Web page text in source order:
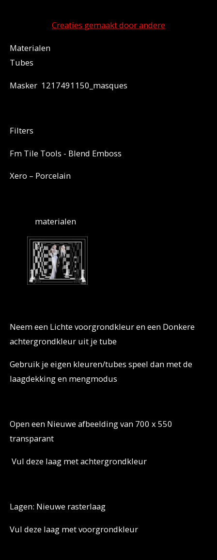
Creaties gemaakt door andere
Materialen
Tubes
Masker 1217491150_masques
Filters
Fm Tile Tools - Blend Emboss
Xero – Porcelain
materialen
Neem een Lichte voorgrondkleur en een Donkere
achtergrondkleur uit je tube
Gebruik je eigen kleuren/tubes speel dan met de
laagdekking en mengmodus
Open een Nieuwe afbeelding van 700 x 550
transparant
Vul deze laag met achtergrondkleur
Lagen: Nieuwe rasterlaag
Vul deze laag met voorgrondkleur